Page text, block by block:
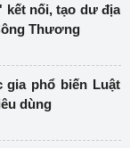
kết nối, tạo dư địa
Thương
gia phổ biến Luật
dùng